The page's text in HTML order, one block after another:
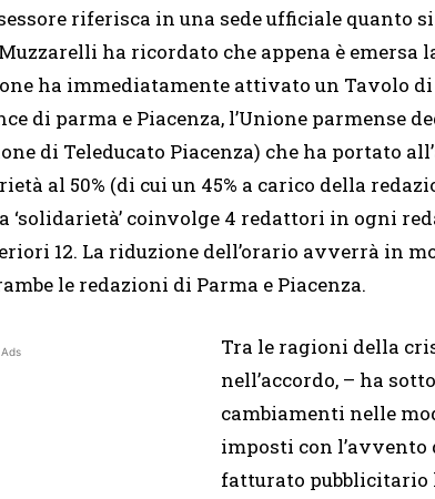
riferisca in una sede ufficiale quanto
ha ricordato che appena è
ha immediatamente attivato un Tavolo
di parma e Piacenza, l’Unione parmense
di Teleducato Piacenza) che ha portato
al 50% (di cui un 45% a carico della
‘solidarietà’ coinvolge 4 redattori in ogni
12. La riduzione dell’orario avverrà in
le redazioni di Parma e Piacenza.
Ads
Tra le ragioni della
nell’accordo, – ha
cambiamenti nelle
imposti con
fatturato pubblicitario